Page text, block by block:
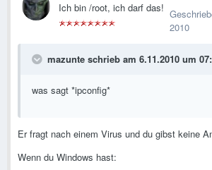
Ich bin /root, ich darf das!
2010
mazunte schrieb am 6.11.2010 um
was sagt *ipconfig*
Er fragt nach einem Virus und du gibst keine
Wenn du Windows hast: